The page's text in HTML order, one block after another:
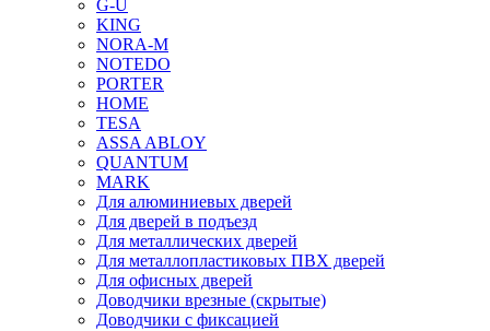
G-U
KING
NORA-M
NOTEDO
PORTER
HOME
TESA
ASSA ABLOY
QUANTUM
MARK
Для алюминиевых дверей
Для дверей в подъезд
Для металлических дверей
Для металлопластиковых ПВХ дверей
Для офисных дверей
Доводчики врезные (скрытые)
Доводчики с фиксацией